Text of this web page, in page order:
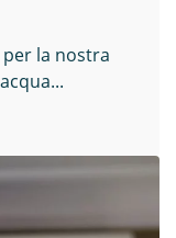
per la nostra